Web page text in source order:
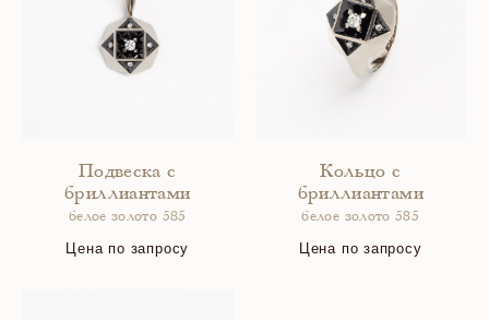
Подвеска с
бриллиантами
белое золото 585
Цена по запросу
Кольцо с
бриллиантами
белое золото 585
Цена по запросу